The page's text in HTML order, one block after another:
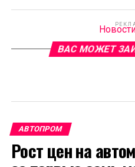
ВАС МОЖЕТ
АВТОПРОМ
Рост цен на